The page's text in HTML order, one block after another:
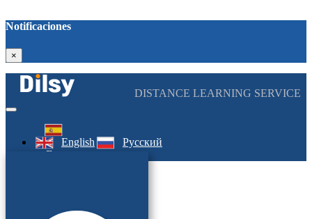
Notificaciones
×
DISTANCE LEARNING SERVICE
English
Русский
Entrar